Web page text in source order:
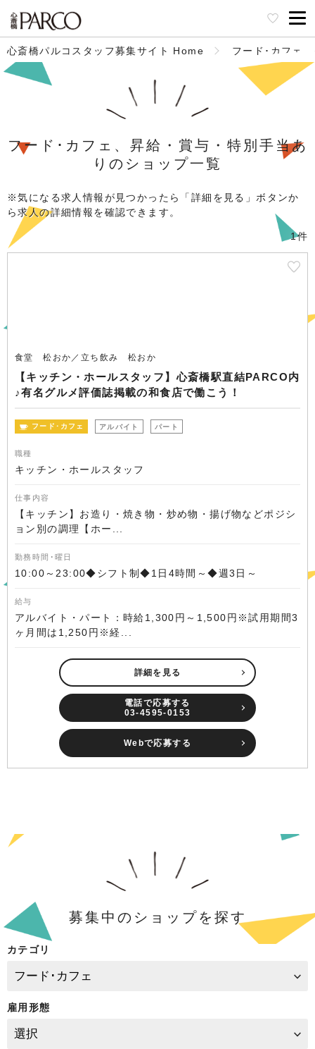
心斎橋パルコスタッフ募集サイト Home フード･カフェ
フード･カフェ、昇給・賞与・特別手当あ
りのショップ一覧
※気になる求人情報が見つかったら「詳細を見る」ボタンか
ら求人の詳細情報を確認できます。
1件
食堂 松おか／立ち飲み 松おか
【キッチン・ホールスタッフ】心斎橋駅直結PARCO内
♪有名グルメ評価誌掲載の和食店で働こう！
フード･カフェ アルバイト パート
職種
キッチン・ホールスタッフ
仕事内容
【キッチン】お造り・焼き物・炒め物・揚げ物などポジシ
ョン別の調理【ホー...
勤務時間･曜日
10:00～23:00◆シフト制◆1日4時間～◆週3日～
給与
アルバイト・パート：時給1,300円～1,500円※試用期間3
ヶ月間は1,250円※経...
詳細を見る
電話で応募する
03-4595-0153
Webで応募する
募集中のショップを探す
カテゴリ
雇用形態